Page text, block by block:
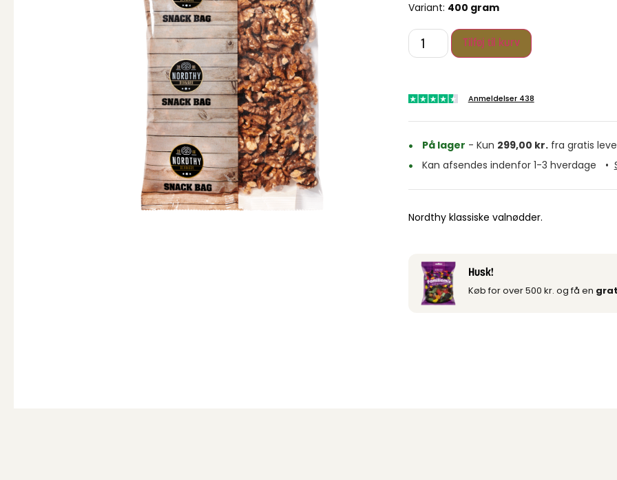
Variant: 400 gram
Tilføj til kurv
Anmeldelser 438
På lager - Kun 299,00 kr.fra gratis
Kan afsendes indenfor 1-3 hverdage
•
Nordthy klassiske valnødder.
Husk!
Køb for over 500 kr. og få en